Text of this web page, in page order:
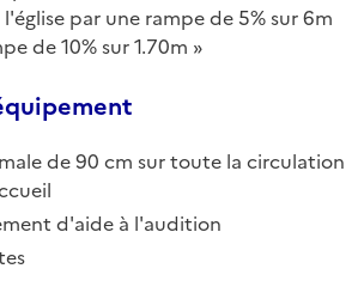
par une rampe de 5% sur 6m
de 10% sur 1.70m
de 90 cm sur toute la circulation
d'aide à l'audition